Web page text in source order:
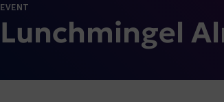
EVENT
Lunchmingel